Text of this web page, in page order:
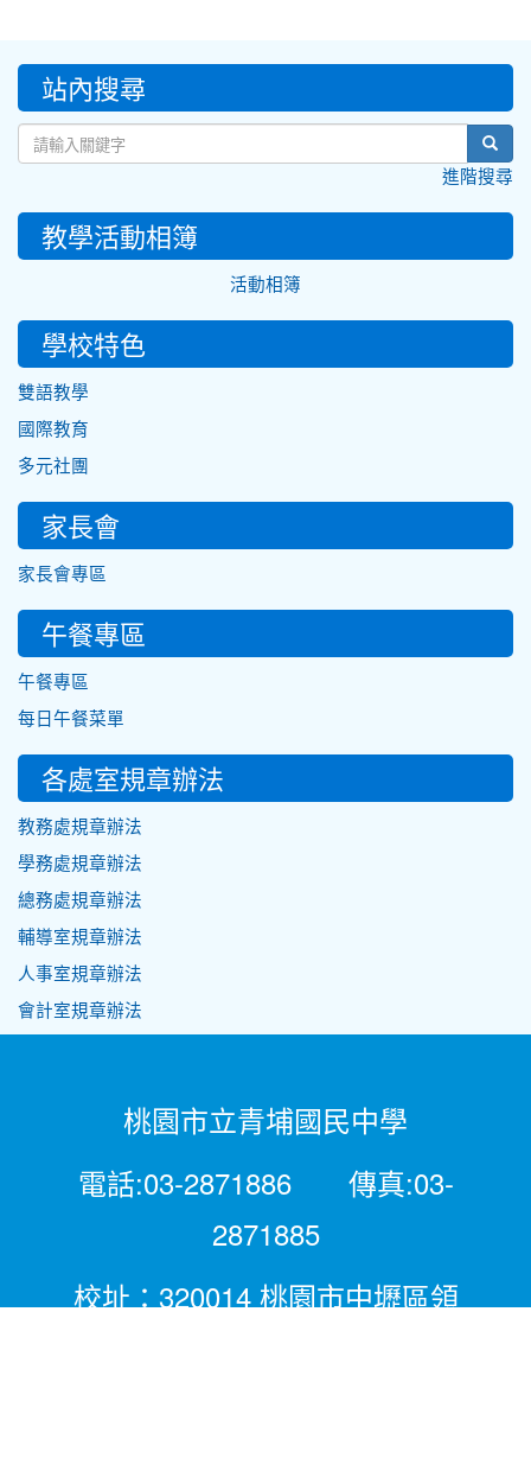
::: 站內搜尋
進階搜尋
教學活動相簿
活動相簿
學校特色
雙語教學
國際教育
多元社團
家長會
家長會專區
午餐專區
午餐專區
每日午餐菜單
各處室規章辦法
教務處規章辦法
學務處規章辦法
總務處規章辦法
輔導室規章辦法
人事室規章辦法
會計室規章辦法
桃園市立青埔國民中學
電話:03-2871886 傳真:03-
2871885
校址：320014 桃園市中壢區領